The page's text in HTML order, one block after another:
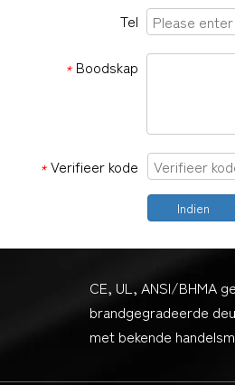
Tel
* Boodskap
* Verifieer kode
Indien
CE, UL, ANSI/BHMA
brandgegradeerde
met bekende